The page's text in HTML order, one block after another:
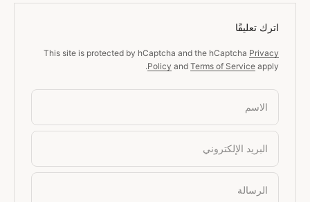
اترك تعليقًا
This site is protected by hCaptcha and the hCaptcha Privacy
Policy and Terms of Service apply.
الاسم
البريد الإلكتروني
الرسالة